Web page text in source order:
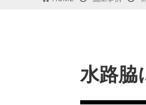
水路脇